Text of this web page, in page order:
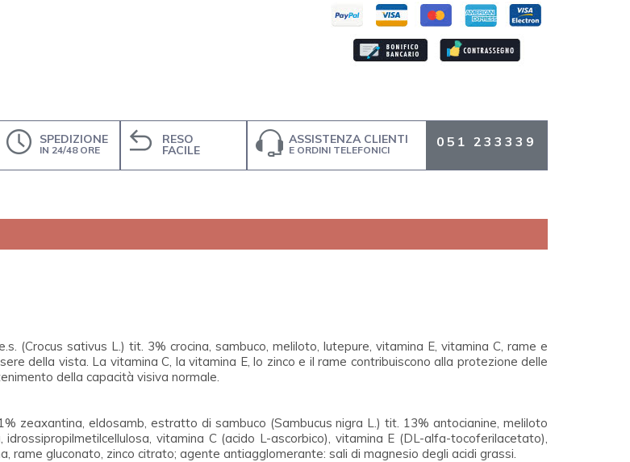
SPEDIZIONE
IN 24/48 ORE
RESO
FACILE
ASSISTENZA CLIENTI
E ORDINI TELEFONICI
051 233339
(Crocus sativus L.) tit. 3% crocina, sambuco, meliloto, lutepure, vitamina E, vitamina C, rame e
della vista. La vitamina C, la vitamina E, lo zinco e il rame contribuiscono alla protezione delle
della capacità visiva normale.
zeaxantina, eldosamb, estratto di sambuco (Sambucus nigra L.) tit. 13% antocianine, meliloto
vitamina C (acido L-ascorbico), vitamina E (DL-alfa-tocoferilacetato),
rame gluconato, zinco citrato; agente antiagglomerante: sali di magnesio degli acidi grassi.